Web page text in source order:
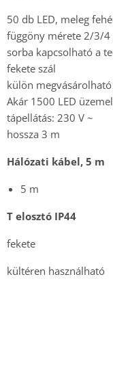
50 db LED, meleg
függöny mérete 2/3/4
sorba kapcsolható a
fekete szál
külön
Akár 1500 LED
tápellátás: 230 V ~
hossza 3 m
Hálózati kábel, 5 m
5 m
T elosztó IP44
fekete
kültéren használható